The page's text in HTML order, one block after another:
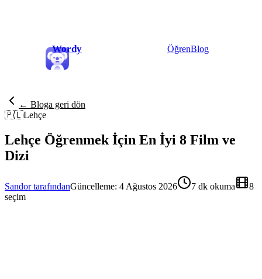
Wordy ÖğrenBlog
← Bloga geri dön
🇵🇱Lehçe
Lehçe Öğrenmek İçin En İyi 8 Film ve
Dizi
Sandor tarafındanGüncelleme: 4 Ağustos 2026 7 dk okuma
8
seçim